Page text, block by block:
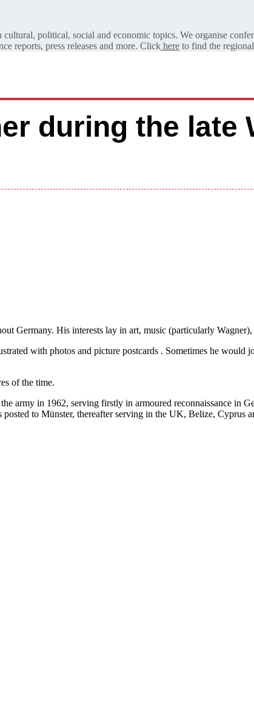
political, social and economic topics. We organise
reports, press releases and more. Click here to find the
during the late
Germany. His interests lay in art, music (particularly
with photos and picture postcards . Sometimes he
of the time.
army in 1962, serving firstly in armoured reconnaissance in
to Münster, thereafter serving in the UK, Belize, Cyprus